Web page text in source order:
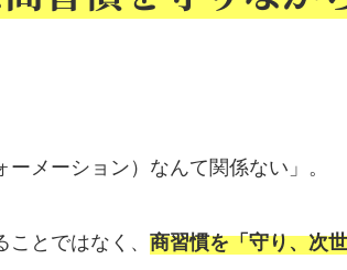
メーション）なんて関係ない」。
とではなく、 商習慣を「守り、次